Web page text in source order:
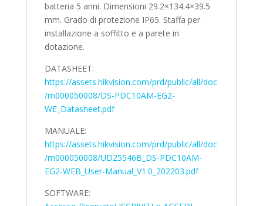
batteria 5 anni. Dimensioni 29.2×134.4×39.5
mm. Grado di protezione IP65. Staffa per
installazione a soffitto e a parete in
dotazione.
DATASHEET:
https://assets.hikvision.com/prd/public/all/doc
/m000050008/DS-PDC10AM-EG2-
WE_Datasheet.pdf
MANUALE:
https://assets.hikvision.com/prd/public/all/doc
/m000050008/UD25546B_DS-PDC10AM-
EG2-WEB_User-Manual_V1.0_202203.pdf
SOFTWARE: